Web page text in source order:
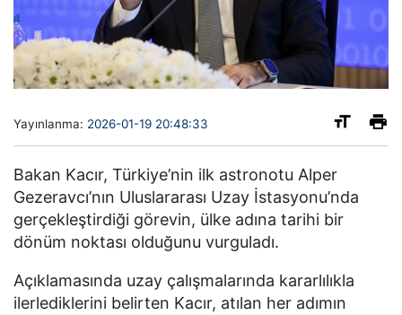
Yayınlanma: 2026-01-19 20:48:33
Bakan Kacır, Türkiye’nin ilk astronotu Alper
Gezeravcı’nın Uluslararası Uzay İstasyonu’nda
gerçekleştirdiği görevin, ülke adına tarihi bir
dönüm noktası olduğunu vurguladı.
Açıklamasında uzay çalışmalarında kararlılıkla
ilerlediklerini belirten Kacır, atılan her adımın